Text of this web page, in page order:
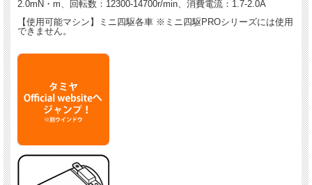
2.0mN・m、回転数：12300-14700r/min、消費電流：1.7-2.0A
【使用可能マシン】ミニ四駆各車 ※ミニ四駆PROシリーズには使用
できません。